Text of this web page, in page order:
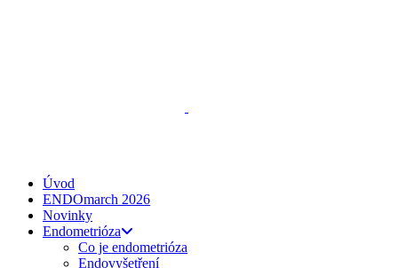
Úvod
ENDOmarch 2026
Novinky
Endometrióza
Co je endometrióza
Endovyšetření